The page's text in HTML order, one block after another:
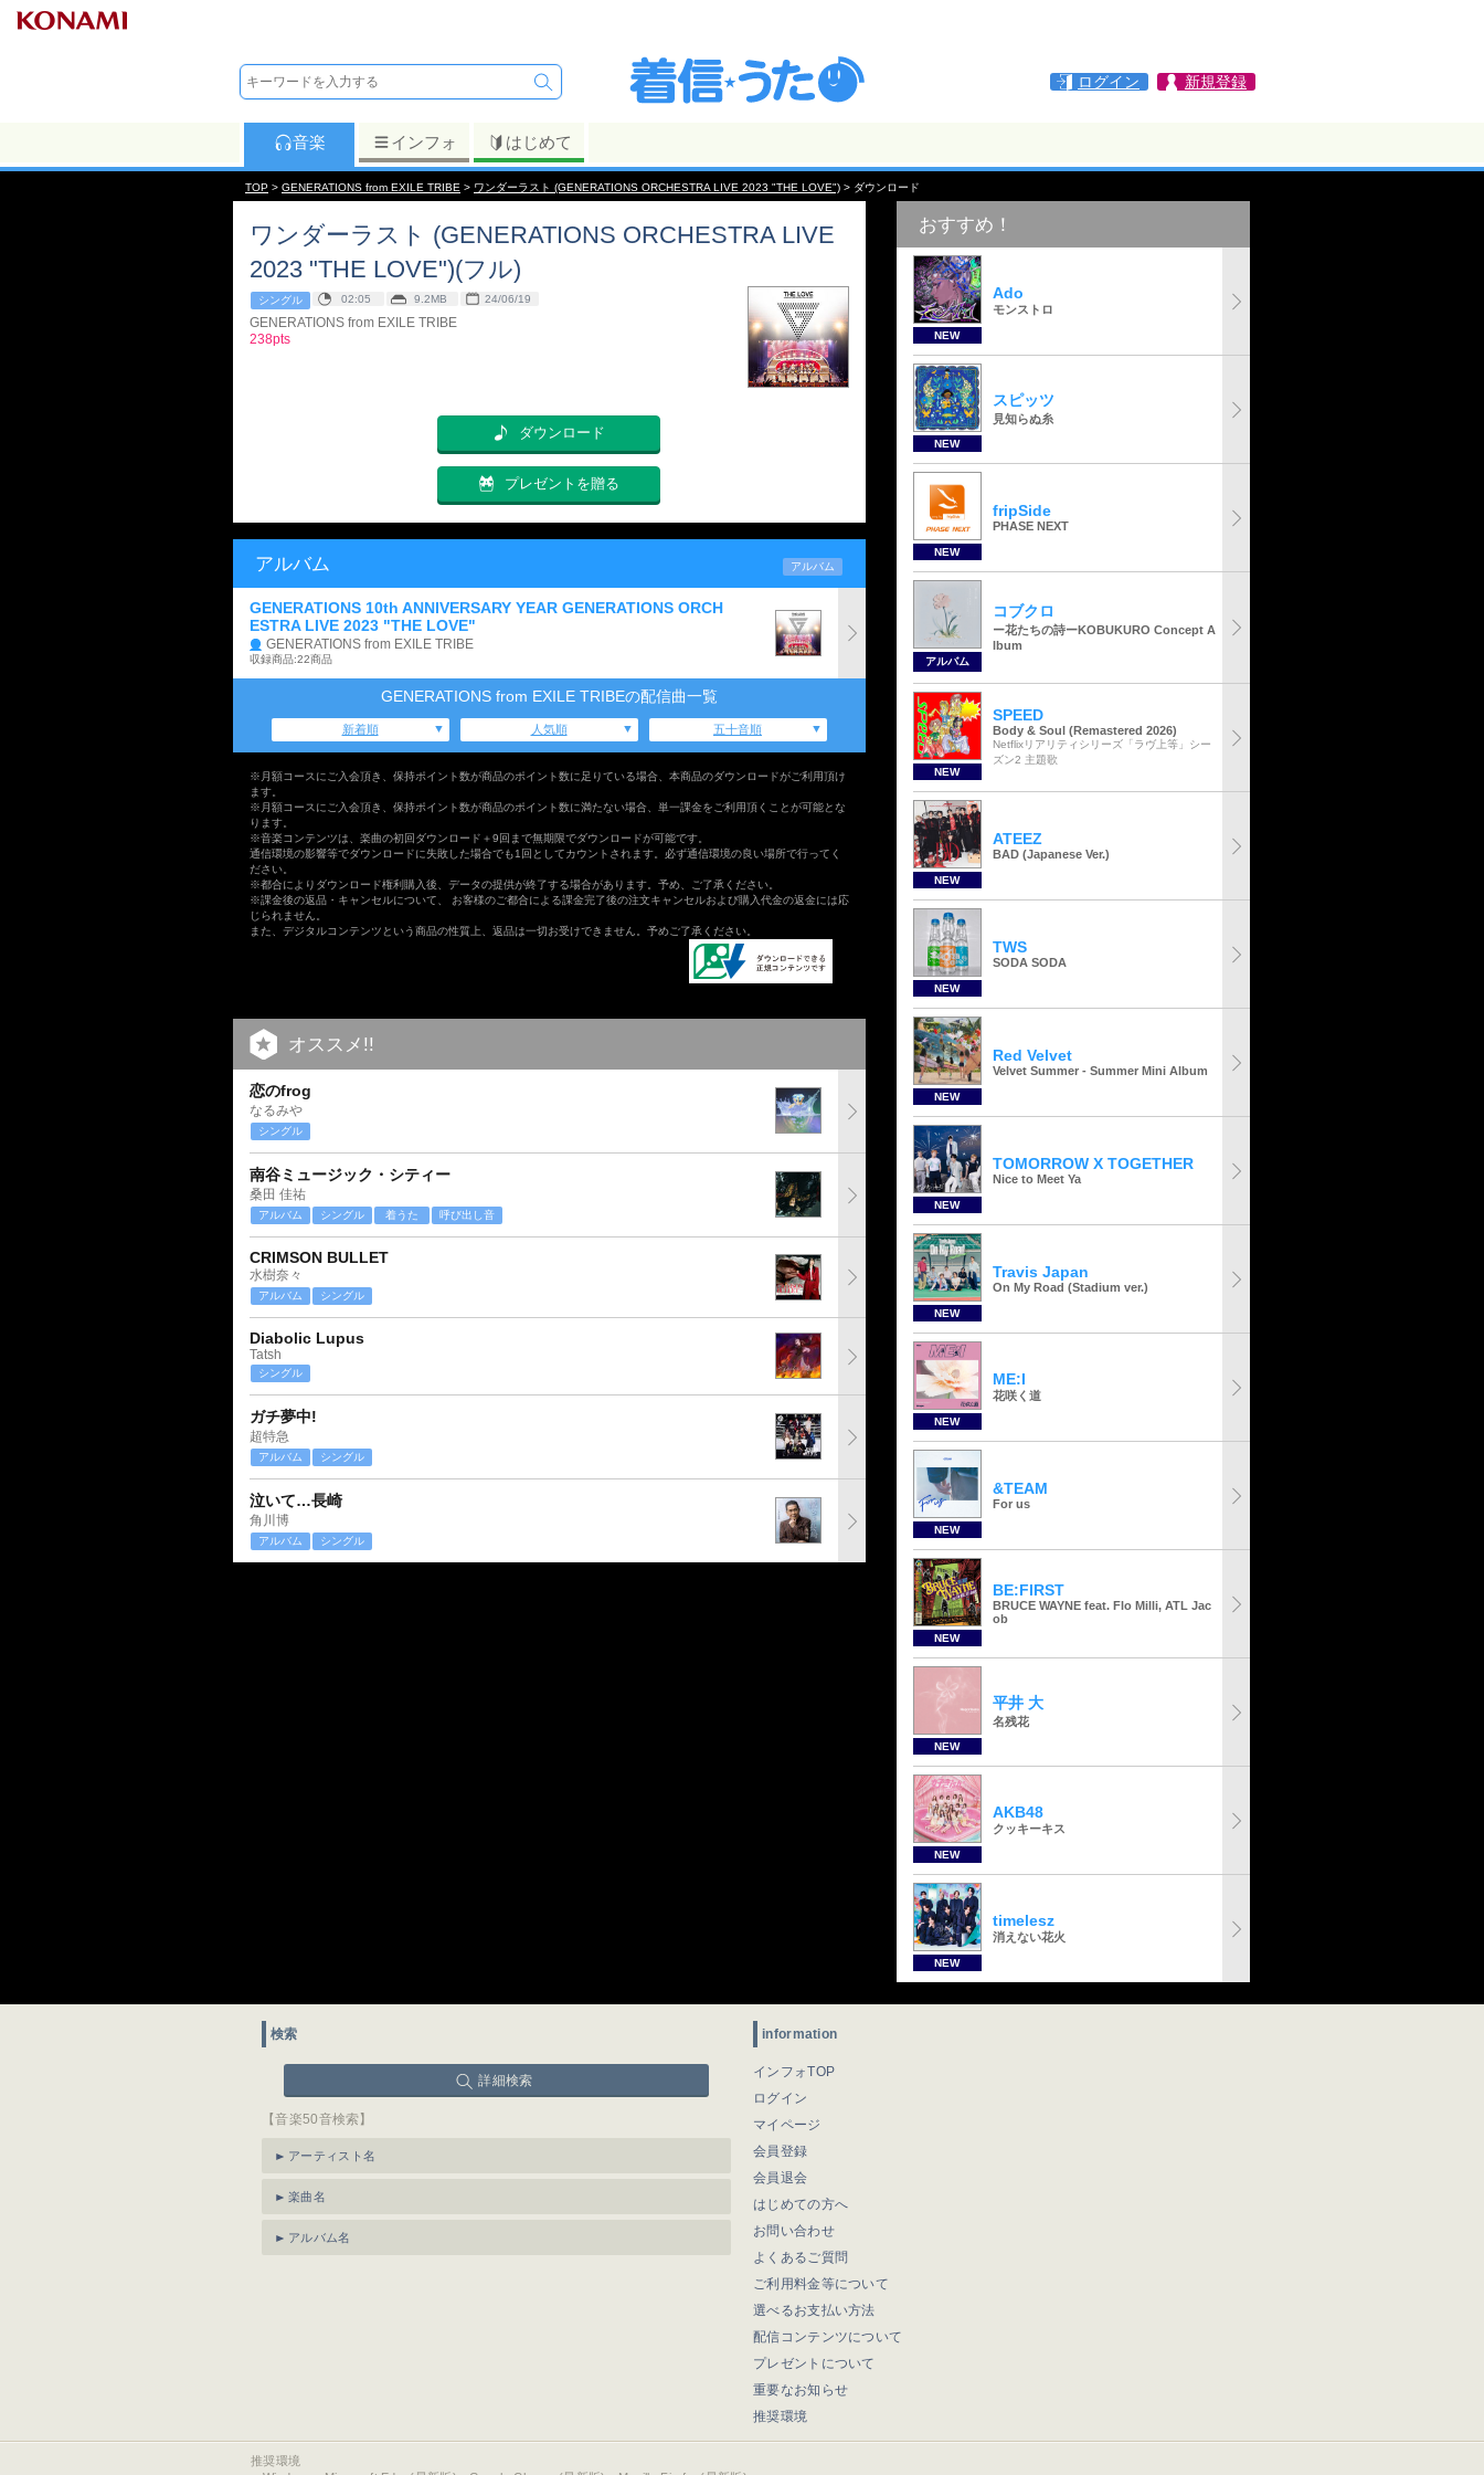
ログイン 新規登録
音楽 インフォ はじめて
TOP > GENERATIONS from EXILE TRIBE > ワンダーラスト (GENERATIONS ORCHESTRA LIVE 2023 "THE LOVE") > ダウンロード
ワンダーラスト (GENERATIONS ORCHESTRA LIVE
2023 "THE LOVE")(フル)
シングル 02:05 9.2MB 24/06/19
GENERATIONS from EXILE TRIBE
238pts
ダウンロード
プレゼントを贈る
アルバム アルバム
GENERATIONS 10th ANNIVERSARY YEAR GENERATIONS ORCH
ESTRA LIVE 2023 "THE LOVE"
GENERATIONS from EXILE TRIBE
収録商品:22商品
GENERATIONS from EXILE TRIBEの配信曲一覧
新着順 人気順 五十音順
※月額コースにご入会頂き、保持ポイント数が商品のポイント数に足りている場合、本商品のダウンロードがご利用頂け
ます。
※月額コースにご入会頂き、保持ポイント数が商品のポイント数に満たない場合、単一課金をご利用頂くことが可能とな
ります。
※音楽コンテンツは、楽曲の初回ダウンロード＋9回まで無期限でダウンロードが可能です。
通信環境の影響等でダウンロードに失敗した場合でも1回としてカウントされます。必ず通信環境の良い場所で行ってく
ださい。
※都合によりダウンロード権利購入後、データの提供が終了する場合があります。予め、ご了承ください。
※課金後の返品・キャンセルについて、 お客様のご都合による課金完了後の注文キャンセルおよび購入代金の返金には応
じられません。
また、デジタルコンテンツという商品の性質上、返品は一切お受けできません。予めご了承ください。
オススメ!!
恋のfrog
なるみや
シングル
南谷ミュージック・シティー
桑田 佳祐
アルバム シングル 着うた 呼び出し音
CRIMSON BULLET
水樹奈々
アルバム シングル
Diabolic Lupus
Tatsh
シングル
ガチ夢中!
超特急
アルバム シングル
泣いて…長崎
角川博
アルバム シングル
おすすめ！
NEW
Ado
モンストロ
NEW
スピッツ
見知らぬ糸
NEW
fripSide
PHASE NEXT
アルバム
コブクロ
ー花たちの詩ーKOBUKURO Concept A
lbum
NEW
SPEED
Body & Soul (Remastered 2026)
Netflixリアリティシリーズ「ラヴ上等」シー
ズン2 主題歌
NEW
ATEEZ
BAD (Japanese Ver.)
NEW
TWS
SODA SODA
NEW
Red Velvet
Velvet Summer - Summer Mini Album
NEW
TOMORROW X TOGETHER
Nice to Meet Ya
NEW
Travis Japan
On My Road (Stadium ver.)
NEW
ME:I
花咲く道
NEW
&TEAM
For us
NEW
BE:FIRST
BRUCE WAYNE feat. Flo Milli, ATL Jac
ob
NEW
平井 大
名残花
NEW
AKB48
クッキーキス
NEW
timelesz
消えない花火
検索
詳細検索
【音楽50音検索】
アーティスト名
楽曲名
アルバム名
information
インフォTOP
ログイン
マイページ
会員登録
会員退会
はじめての方へ
お問い合わせ
よくあるご質問
ご利用料金等について
選べるお支払い方法
配信コンテンツについて
プレゼントについて
重要なお知らせ
推奨環境
推奨環境